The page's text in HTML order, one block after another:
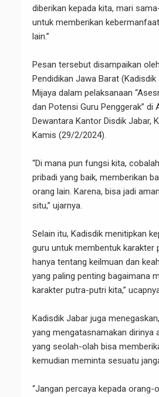
diberikan kepada kita, mari
untuk memberikan
lain.”
Pesan tersebut disampaikan
Pendidikan Jawa Barat (Kadisdik
Mijaya dalam pelaksanaan
dan Potensi Guru Penggerak” di
Dewantara Kantor Disdik Jabar,
Kamis (29/2/2024).
“Di mana pun fungsi kita,
pribadi yang baik, memberikan
orang lain. Karena, bisa jadi
situ,” ujarnya.
Selain itu, Kadisdik menitipkan
guru untuk membentuk karakter
hanya tentang keilmuan dan
yang paling penting bagaimana
karakter putra-putri kita,”
Kadisdik Jabar juga
yang mengatasnamakan dirinya
yang seolah-olah bisa
kemudian meminta sesuatu
“Jangan percaya kepada orang-